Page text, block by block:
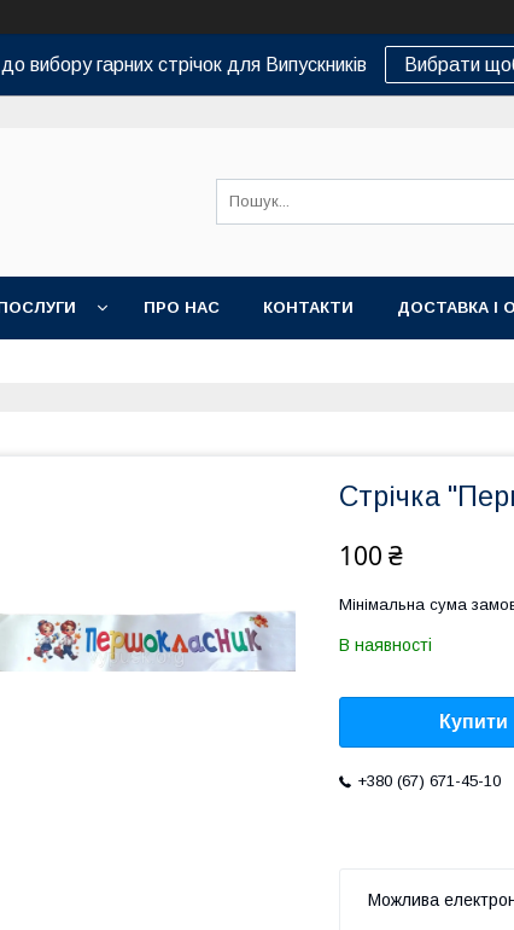
вибору гарних стрічок для Випускників Вибрати
ПРО НАС КОНТАКТИ ДОСТАВКА І
Стрічка
100 ₴
Мінімальна сума
В наявності
Купити
+380 (67) 671-45-10